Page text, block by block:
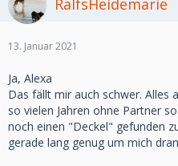
RalfsHeidemarie
13. Januar 2021
Ja, Alexa
Das fällt mir auch schwer. Alles
so vielen Jahren ohne Partner
noch einen "Deckel" gefunden
gerade lang genug um mich